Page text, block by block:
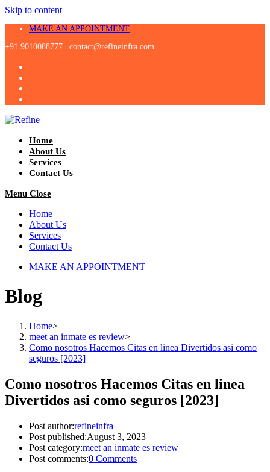
Skip to content
MAKE AN APPOINTMENT
+91 9010088777 | contact@refineinfra.com
Home
About Us
Services
Contact Us
Menu Close
Home
About Us
Services
Contact Us
MAKE AN APPOINTMENT
Blog
Home>
meet an inmate es review>
Como nosotros Hacemos Citas en linea Divertidos asi­ como
seguros [2023]
Como nosotros Hacemos Citas en linea
Divertidos asi­ como seguros [2023]
Post author:refineinfra
Post published:August 3, 2023
Post category:meet an inmate es review
Post comments:0 Comments